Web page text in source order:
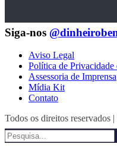
Siga-nos
Aviso Legal
Política de
Assessoria de Imprensa
Mídia Kit
Contato
Todos os direitos reservados